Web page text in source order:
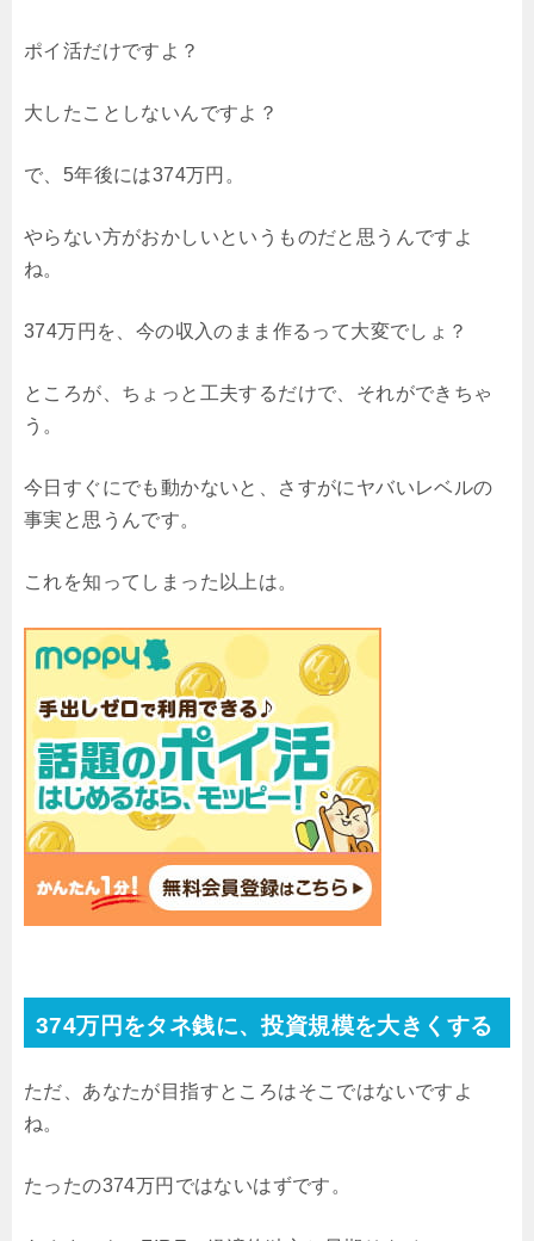
ポイ活だけですよ？
大したことしないんですよ？
で、5年後には374万円。
やらない方がおかしいというものだと思うんですよ
ね。
374万円を、今の収入のまま作るって大変でしょ？
ところが、ちょっと工夫するだけで、それができちゃ
う。
今日すぐにでも動かないと、さすがにヤバいレベルの
事実と思うんです。
これを知ってしまった以上は。
374万円をタネ銭に、投資規模を大きくする
ただ、あなたが目指すところはそこではないですよ
ね。
たったの374万円ではないはずです。